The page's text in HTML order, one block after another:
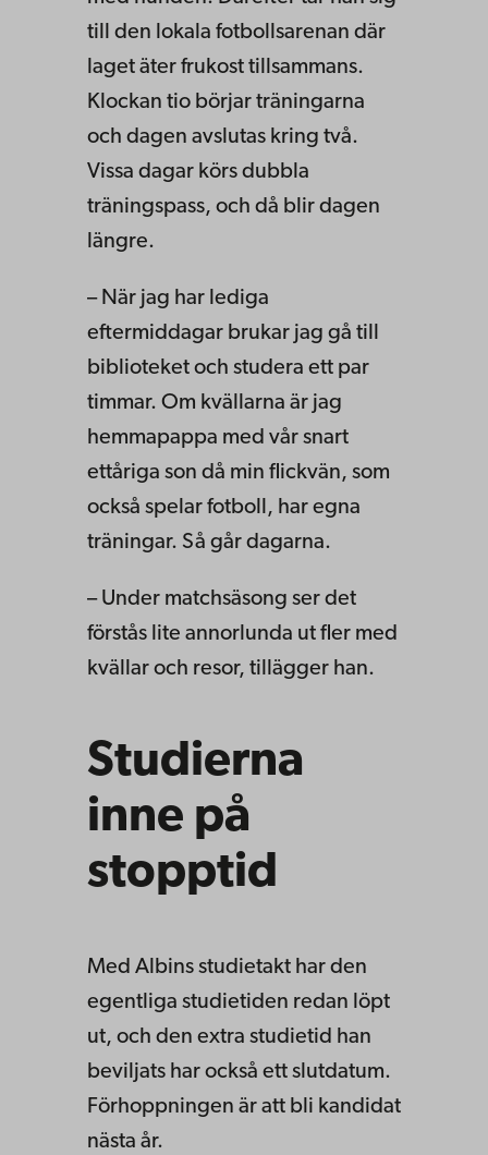
till den lokala fotbollsarenan där
laget äter frukost tillsammans.
Klockan tio börjar träningarna
och dagen avslutas kring två.
Vissa dagar körs dubbla
träningspass, och då blir dagen
längre.
– När jag har lediga
eftermiddagar brukar jag gå till
biblioteket och studera ett par
timmar. Om kvällarna är jag
hemmapappa med vår snart
ettåriga son då min flickvän, som
också spelar fotboll, har egna
träningar. Så går dagarna.
– Under matchsäsong ser det
förstås lite annorlunda ut fler med
kvällar och resor, tillägger han.
Studierna
inne på
stopptid
Med Albins studietakt har den
egentliga studietiden redan löpt
ut, och den extra studietid han
beviljats har också ett slutdatum.
Förhoppningen är att bli kandidat
nästa år.